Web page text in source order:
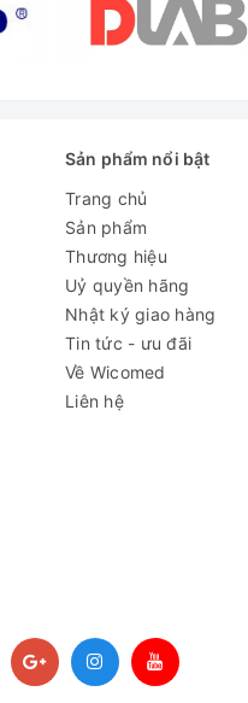
Sản phẩm nổi bật
Trang chủ
Sản phẩm
Thương hiệu
Uỷ quyền hãng
Nhật ký giao hàng
Tin tức - ưu đãi
Về Wicomed
Liên hệ